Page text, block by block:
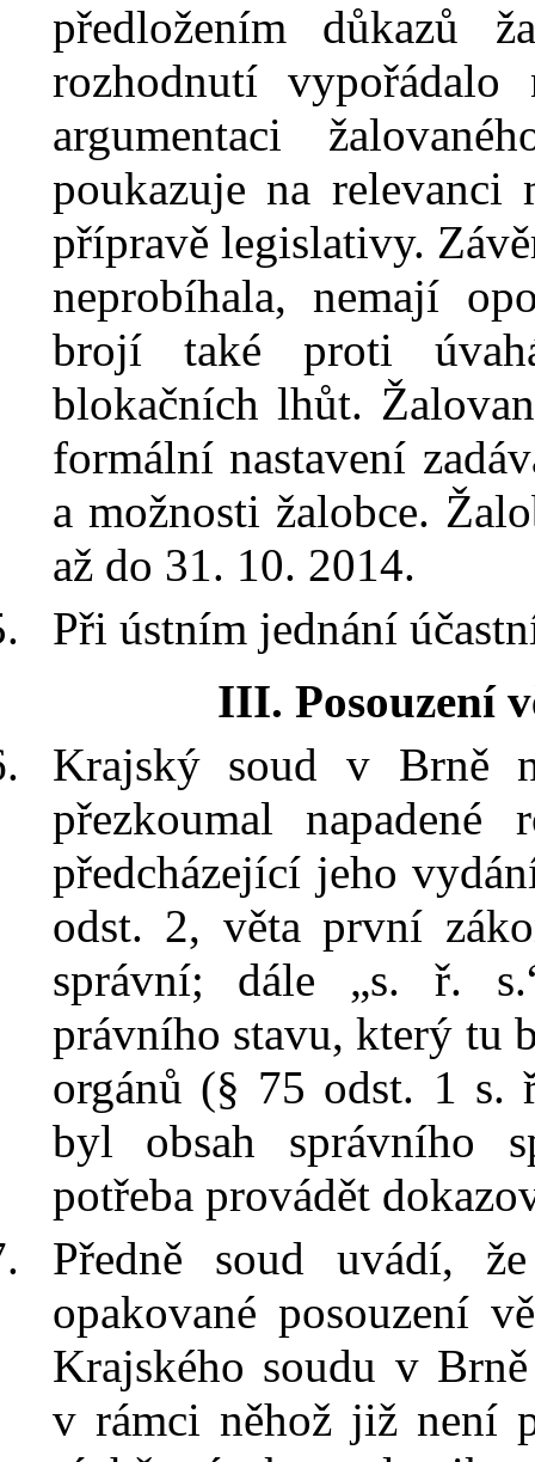
předložením důkazů
rozhodnutí vypořádalo
argumentaci
poukazuje na
přípravě legislativy.
neprobíhala, nemají
brojí také proti
blokačních lhůt.
formální nastavení
a možnosti žalobce.
až do 31. 10. 2014.
Při ústním jednání
III. Posouzení
Krajský soud v Brně
přezkoumal
předcházející jeho
odst. 2, věta první
správní; dále „s. ř.
právního stavu, který tu
orgánů (§ 75 odst. 1 s.
byl obsah správního
potřeba provádět
Předně soud uvádí,
opakované posouzení
Krajského soudu v
v rámci něhož již není